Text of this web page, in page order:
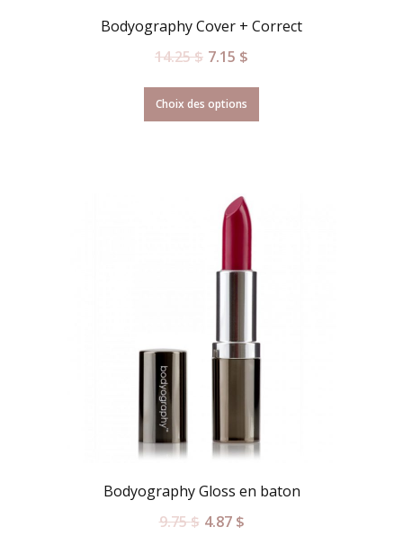
Bodyography Cover + Correct
14.25$ 7.15 $
Choix des options
Bodyography Gloss en baton
9.75$ 4.87 $